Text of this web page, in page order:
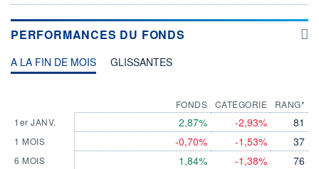
PERFORMANCES DU FONDS
A LA FIN DE MOIS GLISSANTES
1er JANV.
1 MOIS
6 MOIS
FONDS
2,87%
-0,70%
1,84%
CATEGORIE
-2,93%
-1,53%
-1,38%
RANG*
81
37
76